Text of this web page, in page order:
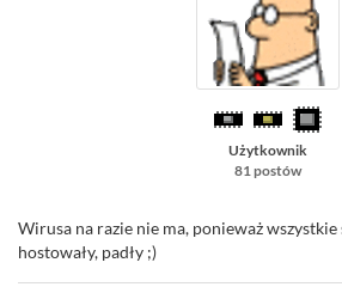
Użytkownik
81 postów
Wirusa na razie nie ma, ponieważ
hostowały, padły ;)